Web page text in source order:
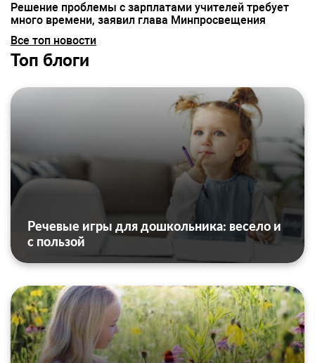
Решение проблемы с зарплатами учителей требует
много времени, заявил глава Минпросвещения
Все топ новости
Топ блоги
Речевые игры для дошкольника: весело и
с пользой